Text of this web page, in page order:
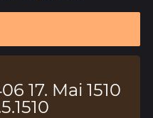
17. Mai 1510